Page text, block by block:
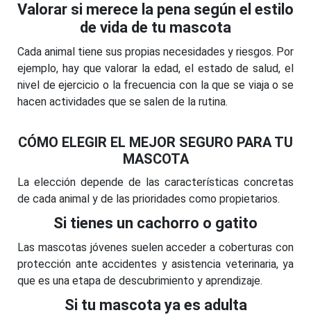
Valorar si merece la pena según el estilo
de vida de tu mascota
Cada animal tiene sus propias necesidades y riesgos. Por
ejemplo, hay que valorar la edad, el estado de salud, el
nivel de ejercicio o la frecuencia con la que se viaja o se
hacen actividades que se salen de la rutina.
CÓMO ELEGIR EL MEJOR SEGURO PARA TU
MASCOTA
La elección depende de las características concretas
de cada animal y de las prioridades como propietarios.
Si tienes un cachorro o gatito
Las mascotas jóvenes suelen acceder a coberturas con
protección ante accidentes y asistencia veterinaria, ya
que es una etapa de descubrimiento y aprendizaje.
Si tu mascota ya es adulta